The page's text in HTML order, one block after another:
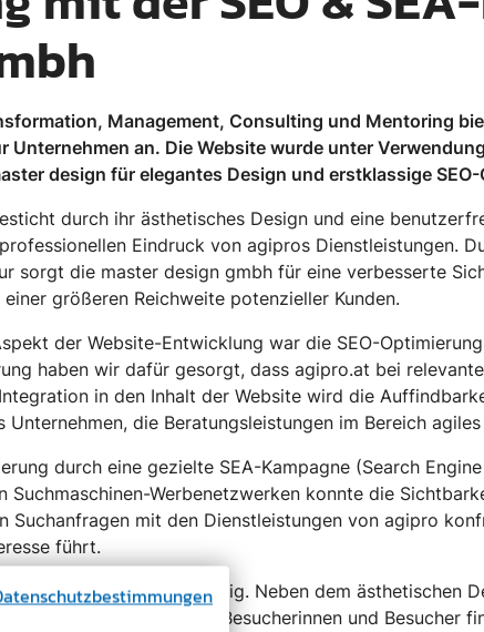
Management, Consulting und Mentoring
Unternehmen an. Die Website wurde unter
design für elegantes Design und erstklassige
durch ihr ästhetisches Design und eine
Eindruck von agipros Dienstleistungen.
sorgt die master design gmbh für eine verbesserte
größeren Reichweite potenzieller Kunden.
der Website-Entwicklung war die SEO-
haben wir dafür gesorgt, dass agipro.at bei
in den Inhalt der Website wird die
Unternehmen, die Beratungsleistungen im Bereich
durch eine gezielte SEA-Kampagne (Search
Suchmaschinen-Werbenetzwerken konnte die
Suchanfragen mit den Dienstleistungen von agipro
führt.
Internetauftritts sind vielfältig. Neben dem
der Beratungsleistungen. Besucherinnen und